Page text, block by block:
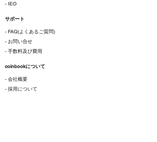
- IEO
サポート
- FAQ(よくあるご質問)
- お問い合せ
- 手数料及び費用
coinbookについて
- 会社概要
- 採用について